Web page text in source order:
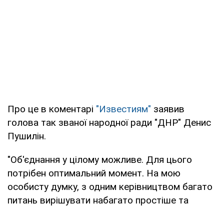
Про це в коментарі "Известиям" заявив
голова так званої народної ради "ДНР" Денис
Пушилін.
"Об'єднання у цілому можливе. Для цього
потрібен оптимальний момент. На мою
особисту думку, з одним керівництвом багато
питань вирішувати набагато простіше та